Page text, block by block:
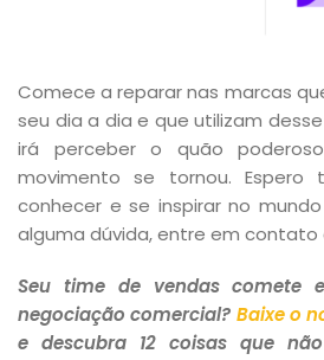
Comece a reparar nas marcas
seu dia a dia e que utilizam
irá perceber o quão
movimento se tornou.
conhecer e se inspirar no
alguma dúvida, entre em
Seu time de vendas comete
negociação comercial? Baixe o
e descubra 12 coisas que